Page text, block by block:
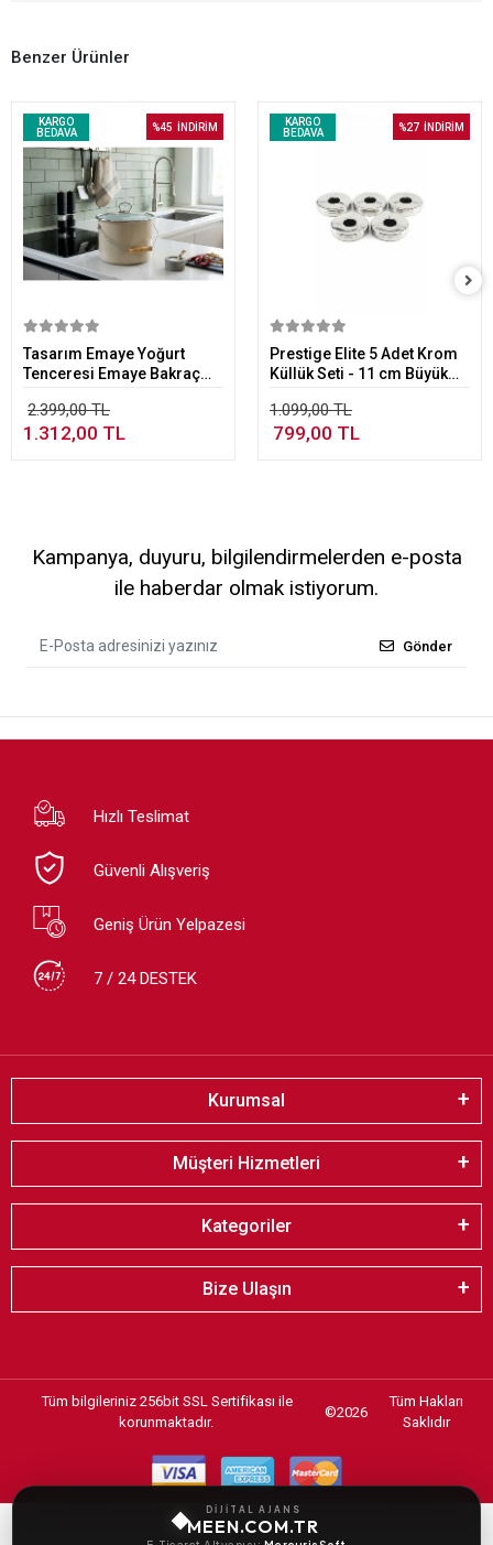
Benzer Ürünler
KARGO
BEDAVA
%45 İNDİRİM
Sepete Ekle
Tasarım Emaye Yoğurt
Tenceresi Emaye Bakraç
2.399,00 TL
1.312,00 TL
KARGO
BEDAVA
%27 İNDİRİM
Sepete Ekle
Prestige Elite 5 Adet Krom
Küllük Seti - 11 cm Büyük
1.099,00 TL
799,00 TL
Kampanya, duyuru, bilgilendirmelerden e-posta
ile haberdar olmak istiyorum.
Gönder
Hızlı Teslimat
Güvenli Alışveriş
Geniş Ürün Yelpazesi
7 / 24 DESTEK
Kurumsal
Müşteri Hizmetleri
Kategoriler
Bize Ulaşın
Tüm bilgileriniz 256bit SSL Sertifikası ile
korunmaktadır.
©2026
Tüm Hakları
Saklıdır
DİJİTAL AJANS
MEEN.COM.TR